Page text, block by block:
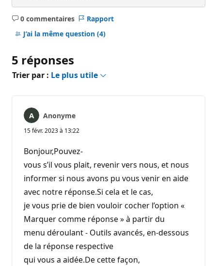
0 commentaires
Aucun
commentaire
Rapport
J’ai la même question (4)
5 réponses
Trier par : Le plus utile
Anonyme
15 févr. 2023 à 13:22
Bonjour,Pouvez-
vous s’il vous plait, revenir vers nous, et nous
informer si nous avons pu vous venir en aide
avec notre réponse.Si cela et le cas,
je vous prie de bien vouloir cocher l’option «
Marquer comme réponse » à partir du
menu déroulant - Outils avancés, en-dessous
de la réponse respective
qui vous a aidée.De cette façon,